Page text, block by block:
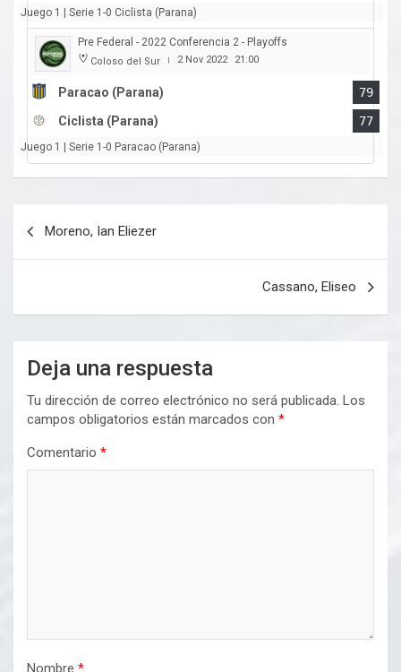
Juego 1 | Serie 1-0 Ciclista (Parana)
Pre Federal - 2022 Conferencia 2 - Playoffs
Coloso del Sur | 2 Nov 2022 21:00
Paracao (Parana)
79
Ciclista (Parana)
77
Juego 1 | Serie 1-0 Paracao (Parana)
Moreno, Ian Eliezer
Cassano, Eliseo
Deja una respuesta
Tu dirección de correo electrónico no será publicada. Los
campos obligatorios están marcados con *
Comentario *
Nombre *